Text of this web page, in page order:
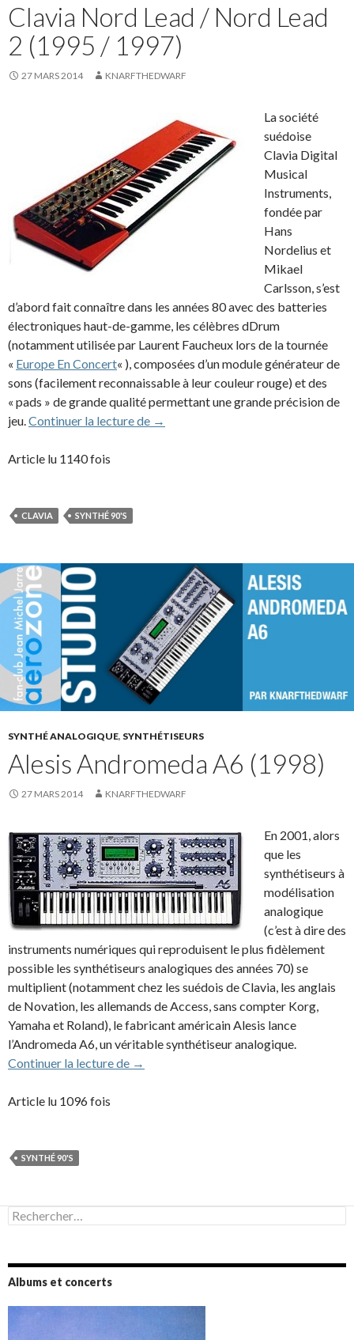
Clavia Nord Lead / Nord Lead
2 (1995 / 1997)
27 MARS 2014 KNARFTHEDWARF
La société
suédoise
Clavia Digital
Musical
Instruments,
fondée par
Hans
Nordelius et
Mikael
Carlsson, s’est
d’abord fait connaître dans les années 80 avec des batteries
électroniques haut-de-gamme, les célèbres dDrum
(notamment utilisée par Laurent Faucheux lors de la tournée
« Europe En Concert« ), composées d’un module générateur de
sons (facilement reconnaissable à leur couleur rouge) et des
« pads » de grande qualité permettant une grande précision de
jeu.Continuer la lecture de Clavia Nord Lead / Nord Lead 2
→
Article lu 1140 fois
CLAVIA SYNTHÉ 90'S
SYNTHÉ ANALOGIQUE, SYNTHÉTISEURS
Alesis Andromeda A6 (1998)
27 MARS 2014 KNARFTHEDWARF
En 2001, alors
que les
synthétiseurs à
modélisation
analogique
(c’est à dire des
instruments numériques qui reproduisent le plus fidèlement
possible les synthétiseurs analogiques des années 70) se
multiplient (notamment chez les suédois de Clavia, les anglais
de Novation, les allemands de Access, sans compter Korg,
Yamaha et Roland), le fabricant américain Alesis lance
l’Andromeda A6, un véritable synthétiseur analogique.
Continuer la lecture de Alesis Andromeda A6 (1998)
→
Article lu 1096 fois
SYNTHÉ 90'S
Rechercher :
Albums et concerts